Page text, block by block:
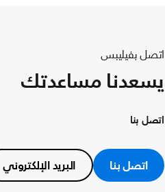
اتصل بفيليبس
يسعدنا مساعدتك
اتصل بنا
اتصل بنا البريد الإلكتروني